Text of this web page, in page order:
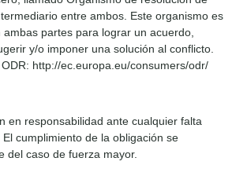
entre ambos. Este organismo es
partes para lograr un acuerdo,
y/o imponer una solución al conflicto.
http://ec.europa.eu/consumers/odr/
en responsabilidad ante cualquier falta
cumplimiento de la obligación se
del caso de fuerza mayor.